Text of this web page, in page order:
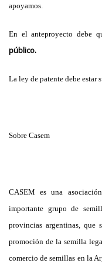
apoyamos.
En el anteproyecto debe
público.
La ley de patente debe estar
Sobre Casem
CASEM es una
importante grupo de
provincias argentinas, que
promoción de la semilla
comercio de semillas en la